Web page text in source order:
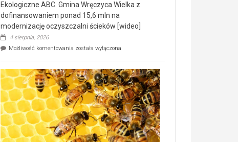
Ekologiczne ABC. Gmina Wręczyca Wielka z
dofinansowaniem ponad 15,6 mln na
modernizację oczyszczalni ścieków [wideo]
4 sierpnia, 2026
Możliwość komentowania Ekologiczne
Wręczyca
Wielka
z
dofinansowaniem
ponad
15,6
mln
na
modernizację
została wyłączona